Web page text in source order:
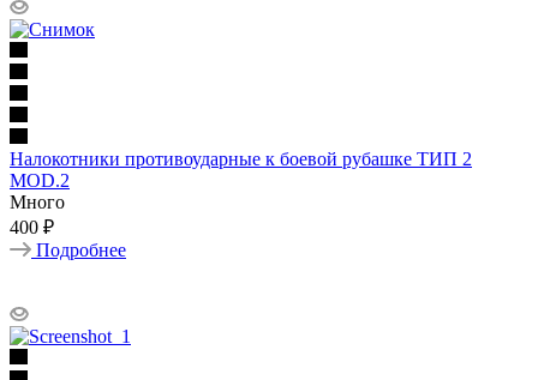
Налокотники противоударные к боевой рубашке ТИП 2
MOD.2
Много
400 ₽
Подробнее